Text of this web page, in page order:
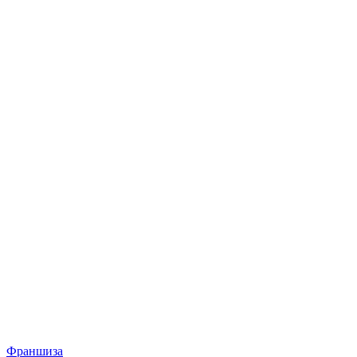
Франшиза